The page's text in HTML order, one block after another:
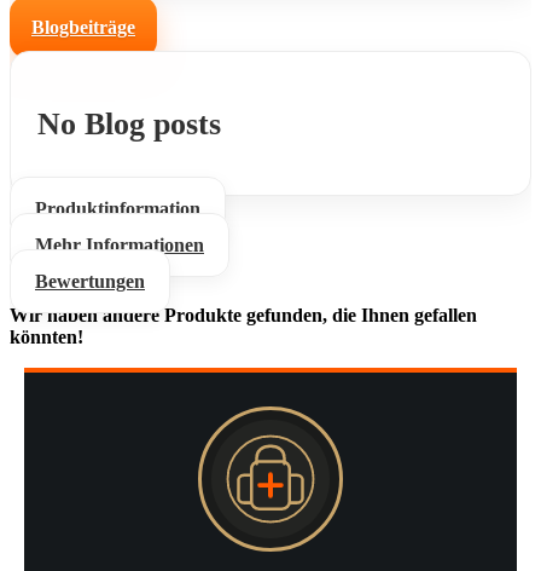
Blogbeiträge
No Blog posts
Produktinformation
Mehr Informationen
Bewertungen
Wir haben andere Produkte gefunden, die Ihnen gefallen
könnten!